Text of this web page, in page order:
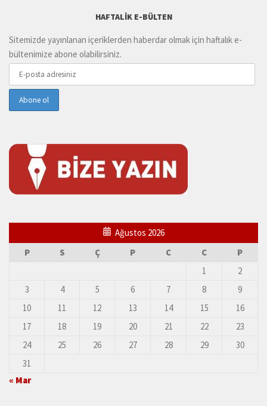
HAFTALIK E-BÜLTEN
Sitemizde yayınlanan içeriklerden haberdar olmak için haftalık e-
bültenimize abone olabilirsiniz.
Ağustos 2026
P
S Ç P C C
P
1
2
3
4 5 6 7 8
9
10
11 12 13 14 15
16
17
18 19 20 21 22
23
24
25 26 27 28 29
30
31
« Mar